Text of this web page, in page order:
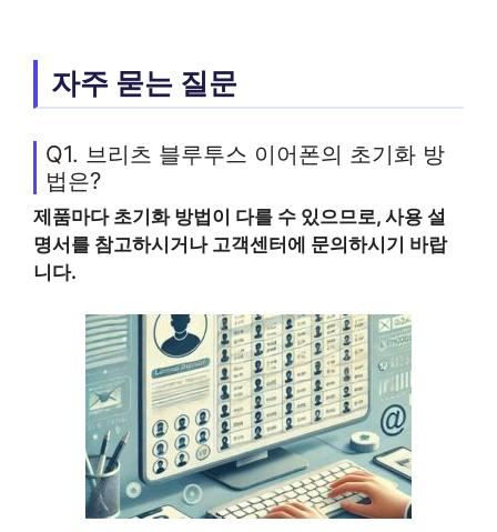
자주 묻는 질문
Q1. 브리츠 블루투스 이어폰의 초기화 방
법은?
제품마다 초기화 방법이 다를 수 있으므로, 사용 설
명서를 참고하시거나 고객센터에 문의하시기 바랍
니다.